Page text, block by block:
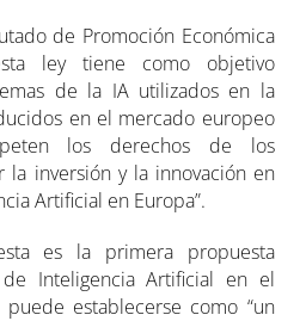
de Promoción Económica
ley tiene como objetivo
de la IA utilizados en la
en el mercado europeo
los derechos de los
la inversión y la innovación en
Artificial en Europa”.
es la primera propuesta
Inteligencia Artificial en el
establecerse como “un